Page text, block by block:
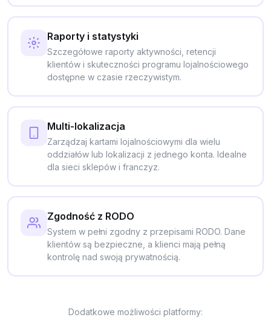
Raporty i statystyki
Szczegółowe raporty aktywności, retencji
klientów i skuteczności programu lojalnościowego
dostępne w czasie rzeczywistym.
Multi-lokalizacja
Zarządzaj kartami lojalnościowymi dla wielu
oddziałów lub lokalizacji z jednego konta. Idealne
dla sieci sklepów i franczyz.
Zgodność z RODO
System w pełni zgodny z przepisami RODO. Dane
klientów są bezpieczne, a klienci mają pełną
kontrolę nad swoją prywatnością.
Dodatkowe możliwości platformy: